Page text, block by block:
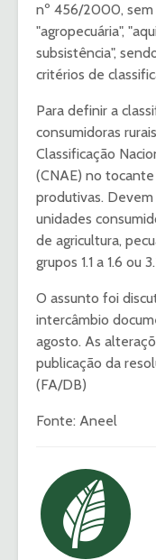
nº 456/2000, sem
"agropecuária",
subsistência",
critérios de
Para definir a
consumidoras
Classificação
(CNAE) no
produtivas. Devem
unidades
de agricultura,
grupos 1.1 a 1.6 ou
O assunto foi
intercâmbio
agosto. As
publicação da
(FA/DB)
Fonte: Aneel